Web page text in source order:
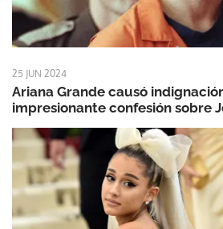
25 JUN 2024
Ariana Grande causó
impresionante confesión sobre